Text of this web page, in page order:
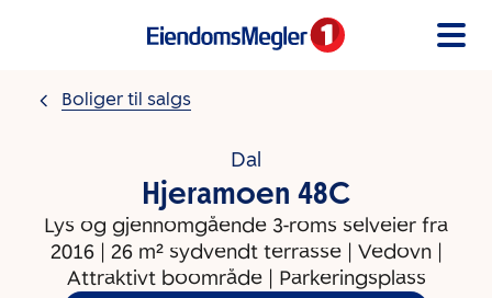
Boliger til salgs
Dal
Hjeramoen 48C
Lys og gjennomgående 3-roms selveier fra
2016 | 26 m² sydvendt terrasse | Vedovn |
Attraktivt boområde | Parkeringsplass